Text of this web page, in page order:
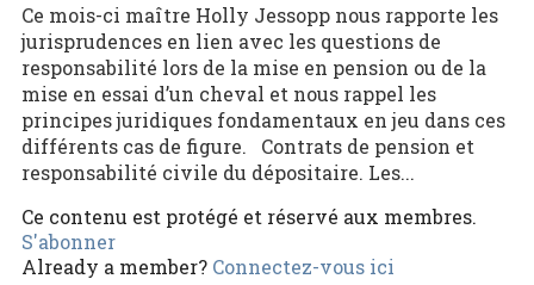
Ce mois-ci maître Holly Jessopp nous rapporte les
jurisprudences en lien avec les questions de
responsabilité lors de la mise en pension ou de la
mise en essai d’un cheval et nous rappel les
principes juridiques fondamentaux en jeu dans ces
différents cas de figure. Contrats de pension et
responsabilité civile du dépositaire. Les...
Ce contenu est protégé et réservé aux membres.
S'abonner
Already a member? Connectez-vous ici